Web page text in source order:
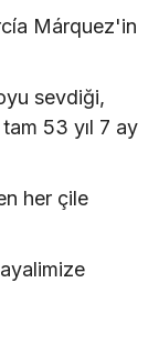
Márquez'in
sevdiği,
53 yıl 7 ay
her çile